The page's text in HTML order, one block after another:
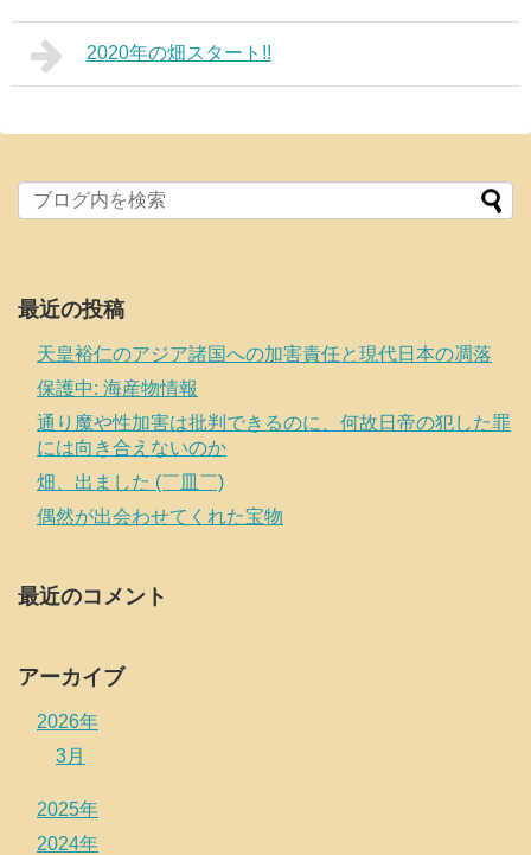
2020年の畑スタート!!
最近の投稿
天皇裕仁のアジア諸国への加害責任と現代日本の凋落
保護中: 海産物情報
通り魔や性加害は批判できるのに、何故日帝の犯した罪
には向き合えないのか
畑、出ました (￣皿￣)
偶然が出会わせてくれた宝物
最近のコメント
アーカイブ
2026年
3月
2025年
2024年